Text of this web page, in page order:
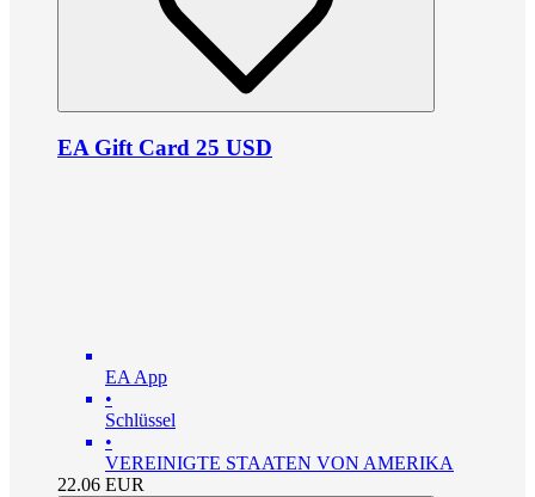
EA Gift Card 25 USD
EA App
•
Schlüssel
•
VEREINIGTE STAATEN VON AMERIKA
22.06 EUR